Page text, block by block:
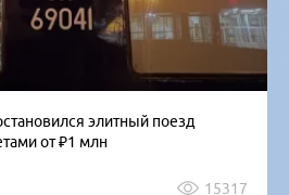
элитный поезд
от ₽1 млн
15317